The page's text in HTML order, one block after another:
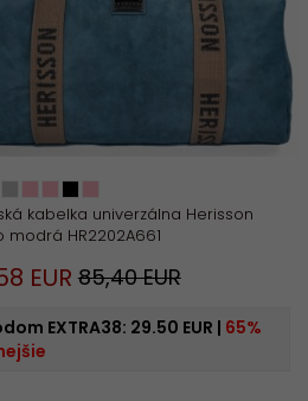
kabelka univerzálna Herisson
modrá HR2202A661
EUR 85,40 EUR
EXTRA38: 29.50 EUR | 65%